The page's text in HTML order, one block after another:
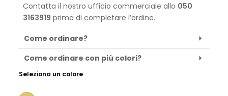
Contatta il nostro ufficio commerciale allo 050
3163919 prima di completare l’ordine.
Come ordinare?
Come ordinare con più colori?
Seleziona un colore